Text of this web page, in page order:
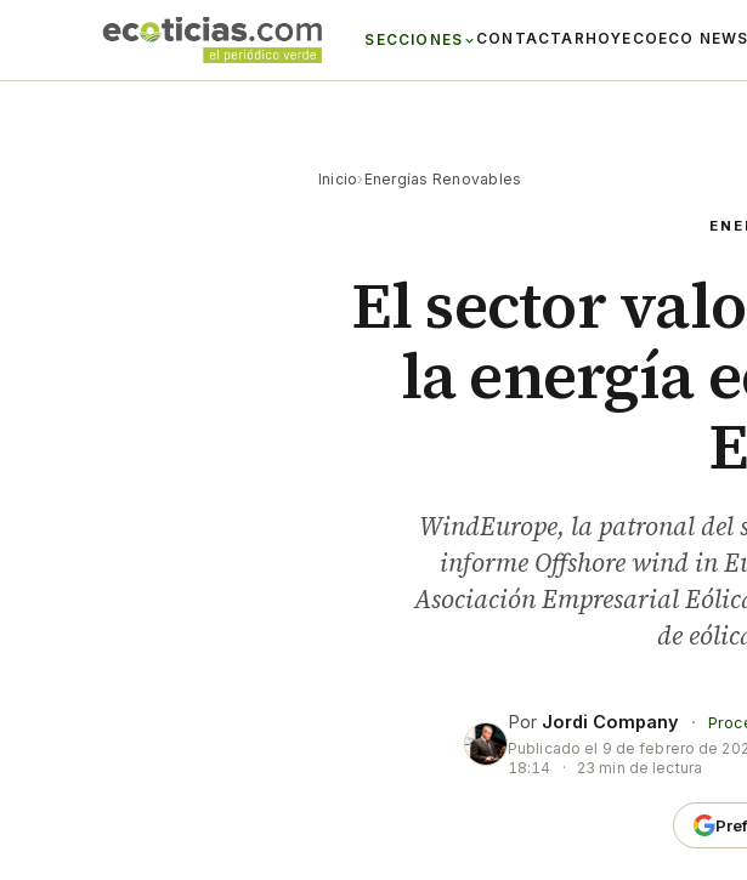
SECCIONES CONTACTAR HOYECO ECO NEWS
Inicio› Energías Renovables
El sector
la energía
WindEurope, la patronal del
informe Offshore wind in
Asociación Empresarial
de
Por Jordi Company ·
Publicado el 9 de febrero de
18:14
· 23 min de lectura